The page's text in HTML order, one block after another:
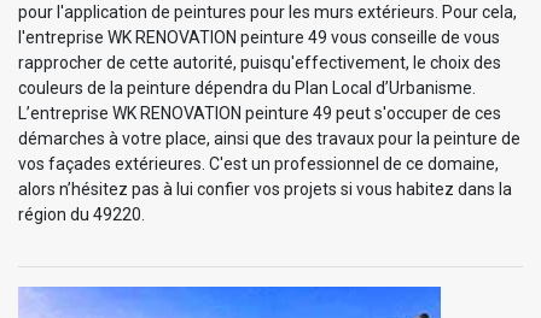
pour l'application de peintures pour les murs extérieurs. Pour cela,
l'entreprise WK RENOVATION peinture 49 vous conseille de vous
rapprocher de cette autorité, puisqu'effectivement, le choix des
couleurs de la peinture dépendra du Plan Local d’Urbanisme.
L’entreprise WK RENOVATION peinture 49 peut s'occuper de ces
démarches à votre place, ainsi que des travaux pour la peinture de
vos façades extérieures. C'est un professionnel de ce domaine,
alors n’hésitez pas à lui confier vos projets si vous habitez dans la
région du 49220.